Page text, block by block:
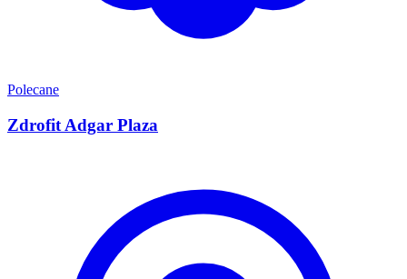
Polecane
Zdrofit Adgar Plaza